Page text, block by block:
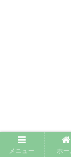
メニュー ホー